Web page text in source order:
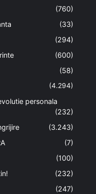
(760)
(33)
(294)
(600)
(58)
(4.294)
personala
(232)
(3.243)
(7)
(100)
(232)
(247)